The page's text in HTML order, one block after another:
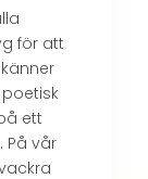
för att
ett
På vår